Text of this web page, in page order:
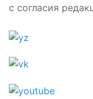
с согласия